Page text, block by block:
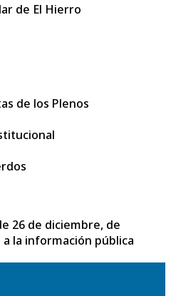
de El Hierro
de los Plenos
26 de diciembre, de
la información pública